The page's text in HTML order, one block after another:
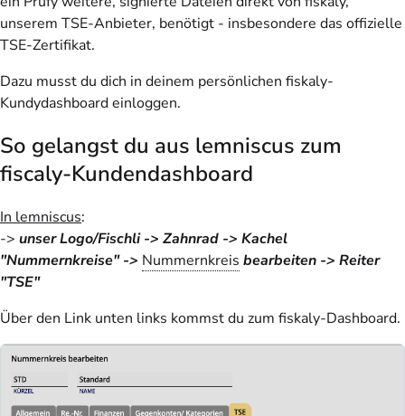
unserem TSE-Anbieter, benötigt - insbesondere das offizielle
TSE-Zertifikat.
Dazu musst du dich in deinem persönlichen fiskaly-
Kundydashboard einloggen.
So gelangst du aus lemniscus zum
fiscaly-Kundendashboard
In lemniscus:
-> unser Logo/Fischli -> Zahnrad -> Kachel
"Nummernkreise" -> Nummernkreis bearbeiten -> Reiter
"TSE"
Über den Link unten links kommst du zum fiskaly-Dashboard.